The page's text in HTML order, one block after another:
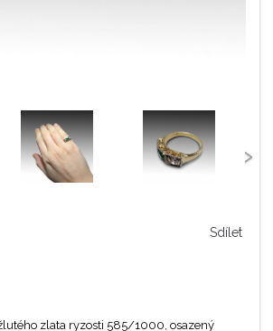
›
Sdílet
zlata ryzosti 585/1000, osazený